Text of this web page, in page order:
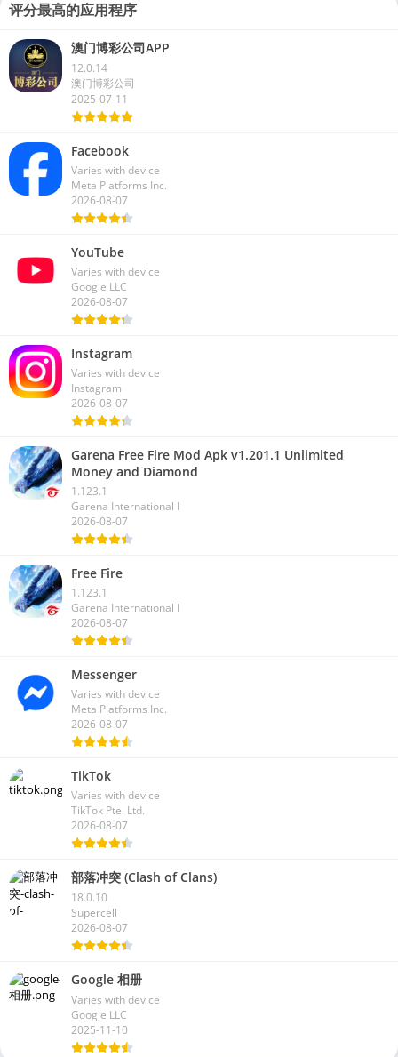
评分最高的应用程序
澳门博彩公司APP
12.0.14
澳门博彩公司
2025-07-11
Facebook
Varies with device
Meta Platforms Inc.
2026-08-07
YouTube
Varies with device
Google LLC
2026-08-07
Instagram
Varies with device
Instagram
2026-08-07
Garena Free Fire Mod Apk v1.201.1 Unlimited
Money and Diamond
1.123.1
Garena International I
2026-08-07
Free Fire
1.123.1
Garena International I
2026-08-07
Messenger
Varies with device
Meta Platforms Inc.
2026-08-07
TikTok
Varies with device
TikTok Pte. Ltd.
2026-08-07
部落冲突 (Clash of Clans)
18.0.10
Supercell
2026-08-07
Google 相册
Varies with device
Google LLC
2025-11-10